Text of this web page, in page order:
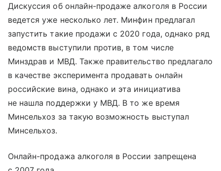
Дискуссия об онлайн-продаже алкоголя в России
ведется уже несколько лет. Минфин предлагал
запустить такие продажи с 2020 года, однако ряд
ведомств выступили против, в том числе
Минздрав и МВД. Также правительство предлагало
в качестве эксперимента продавать онлайн
российские вина, однако и эта инициатива
не нашла поддержки у МВД. В то же время
Минсельхоз за такую возможность выступал
Минсельхоз.
Онлайн-продажа алкоголя в России запрещена